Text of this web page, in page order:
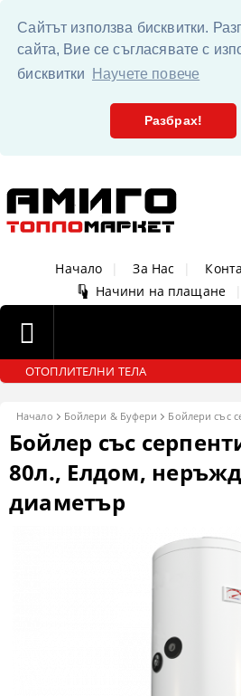
Сайтът използва бисквитки.
сайта, Вие се съгласявате с
бисквитки
Научете повече
Разбрах!
Начало За Нас
Начини на плащане
ОТОПЛИТЕЛНИ ТЕЛА
Начало Бойлери & Буфери Бойлери със
Бойлер със
80л., Елдом,
диаметър